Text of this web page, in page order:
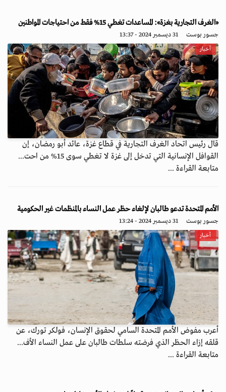
«الغرف التجارية بغزة»: المساعدات تغطي 15% فقط من احتياجات المواطنين
جسور بوست 31 ديسمبر 2024 - 13:37
أخبار
قال رئيس اتحاد الغرف التجارية في قطاع غزة، عائد أبو رمضان، إن
القوافل الإنسانية التي تدخل إلى غزة لا تغطي سوى 15% من احت...
متابعة القراءة ...
الأمم المتحدة تدعو طالبان لإلغاء حظر عمل النساء بالمنظمات غير الحكومية
جسور بوست 31 ديسمبر 2024 - 13:24
أخبار
أعرب مفوض الأمم المتحدة السامي لحقوق الإنسان، فولكر تورك، عن
قلقه إزاء الحظر الذي فرضته سلطات طالبان على عمل النساء الأف...
متابعة القراءة ...